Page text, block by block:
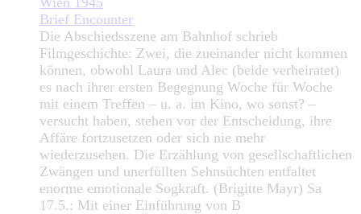
Brief Encounter
Die Abschiedsszene am Bahnhof schrieb
Filmgeschichte: Zwei, die zueinander nicht kommen
können, obwohl Laura und Alec (beide verheiratet)
es nach ihrer ersten Begegnung Woche für Woche
mit einem Treffen – u. a. im Kino, wo sonst? –
versucht haben, stehen vor der Entscheidung, ihre
Affäre fortzusetzen oder sich nie mehr
wiederzusehen. Die Erzählung von gesellschaftlichen
Zwängen und unerfüllten Sehnsüchten entfaltet
enorme emotionale Sogkraft. (Brigitte Mayr) Sa
17.5.: Mit einer Einführung von B